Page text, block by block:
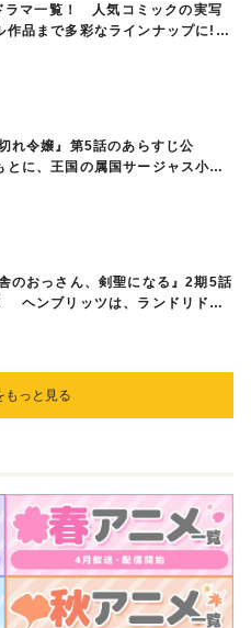
マ一覧！ 人気コミックの実写
作品まで多彩なラインナップに!!
れ令嬢』第5話のあらすじ公
に、王国の属国サージャス小王
のおっさん、剣聖になる』2期5話
ヘンブリッツは、ランドリドに
もっと見る